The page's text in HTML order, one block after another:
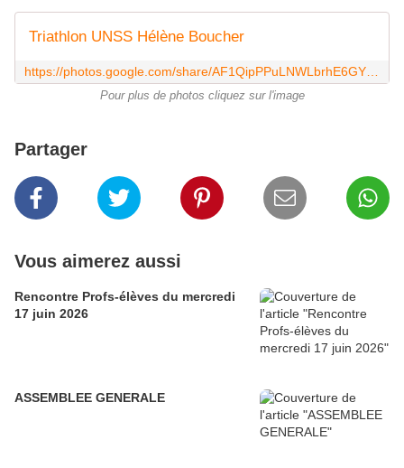
Triathlon UNSS Hélène Boucher
Pour plus de photos cliquez sur l'image
Partager
Vous aimerez aussi
Rencontre Profs-élèves du mercredi
17 juin 2026
ASSEMBLEE GENERALE